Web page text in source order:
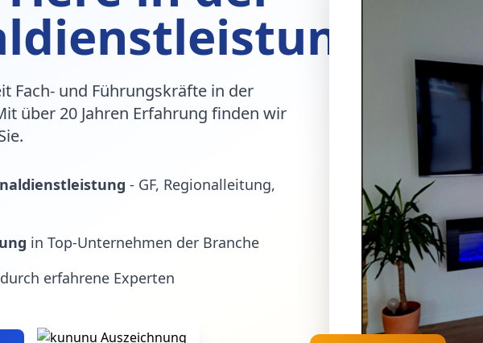
Fach- und Führungskräfte in der
über 20 Jahren Erfahrung finden wir
- GF, Regionalleitung,
in Top-Unternehmen der Branche
durch erfahrene Experten